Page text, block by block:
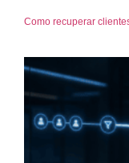
Como recuperar